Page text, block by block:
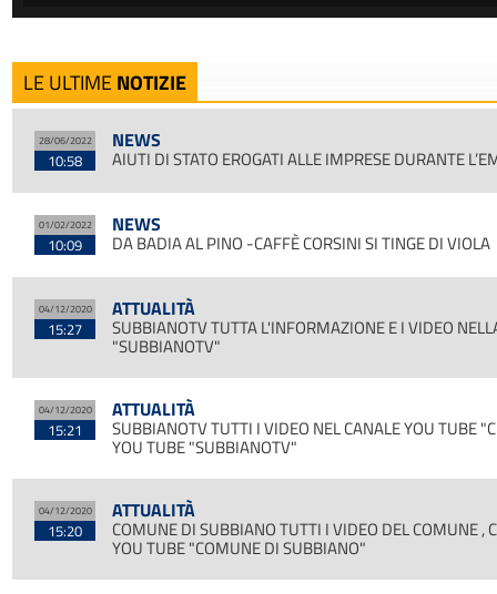
LE ULTIMENOTIZIE
28/06/2022
10:58
NEWS
AIUTI DI STATO EROGATI ALLE IMPRESE DURANTE
01/02/2022
10:09
NEWS
DA BADIA AL PINO -CAFFÈ CORSINI SI TINGE DI VIOLA
04/12/2020
15:27
ATTUALITÀ
SUBBIANOTV TUTTA L'INFORMAZIONE E I VIDEO
"SUBBIANOTV"
04/12/2020
15:21
ATTUALITÀ
SUBBIANOTV TUTTI I VIDEO NEL CANALE YOU TUBE
YOU TUBE "SUBBIANOTV"
04/12/2020
15:20
ATTUALITÀ
COMUNE DI SUBBIANO TUTTI I VIDEO DEL COMUNE ,
YOU TUBE "COMUNE DI SUBBIANO"